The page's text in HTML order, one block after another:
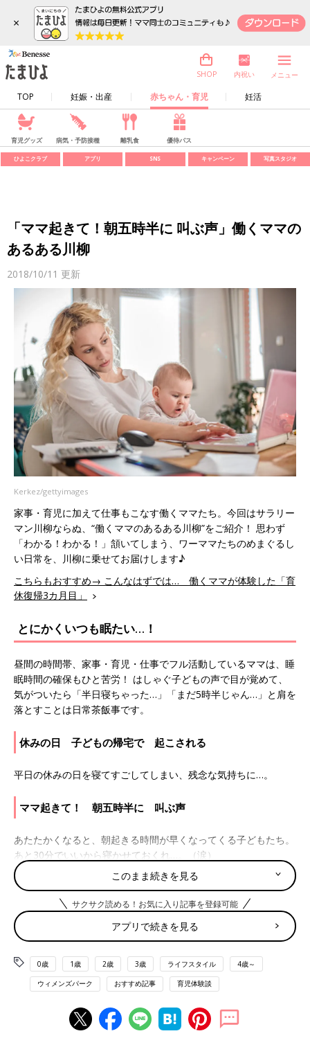
×
TOP 妊娠・出産 赤ちゃん・育児 妊活
SHOP 内祝い メニュー
育児グッズ 病気・予防接種 離乳食 優待パス
ひよこクラブ アプリ SNS キャンペーン 写真スタジオ
「ママ起きて！朝五時半に 叫ぶ声」働くママの
あるある川柳
2018/10/11 更新
Kerkez/gettyimages
家事・育児に加えて仕事もこなす働くママたち。今回はサラリー
マン川柳ならぬ、“働くママのあるある川柳”をご紹介！ 思わず
「わかる！わかる！」頷いてしまう、ワーママたちのめまぐるし
い日常を、川柳に乗せてお届けします♪
こちらもおすすめ→ こんなはずでは… 働くママが体験した「育
休復帰3カ月目」
とにかくいつも眠たい…！
昼間の時間帯、家事・育児・仕事でフル活動しているママは、睡
眠時間の確保もひと苦労！ はしゃぐ子どもの声で目が覚めて、
気がついたら「半日寝ちゃった…」「まだ5時半じゃん…」と肩を
落とすことは日常茶飯事です。
休みの日 子どもの帰宅で 起こされる
平日の休みの日を寝てすごしてしまい、残念な気持ちに…。
ママ起きて！ 朝五時半に 叫ぶ声
あたたかくなると、朝起きる時間が早くなってくる子どもたち。
あと30分でいいから寝かせておくれ…。（涙）
休みの日 なぜか子どもに 起こされる
仕事の日は起こさないと起きないくせに、休みの日はなぜか早く
起きる。たまには数十分寝坊させてくれ～。
終業後が第2ラウンド!!
買い物、夕食づくり、 寝かしつけ
などなど…、やらなきゃいけな
いことがてんこ盛りなのです。なかには、周囲の冷たい視線に耐
このまま続きを見る
サクサク読める！お気に入り記事を登録可能
アプリで続きを見る
0歳 1歳 2歳 3歳 ライフスタイル 4歳～
ウィメンズパーク おすすめ記事 育児体験談